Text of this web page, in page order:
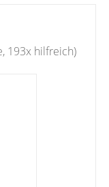
193x hilfreich)